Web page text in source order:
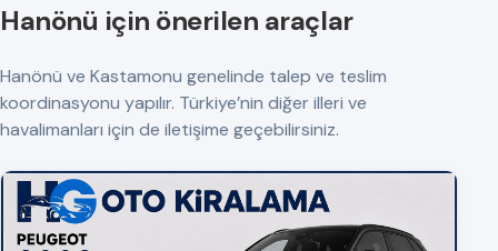
Hanönü için önerilen araçlar
Hanönü ve Kastamonu genelinde talep ve teslim
koordinasyonu yapılır. Türkiye’nin diğer illeri ve
havalimanları için de iletişime geçebilirsiniz.